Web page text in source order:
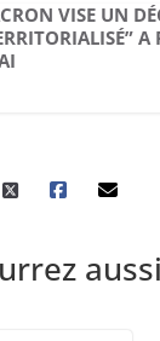
VISE UN
A